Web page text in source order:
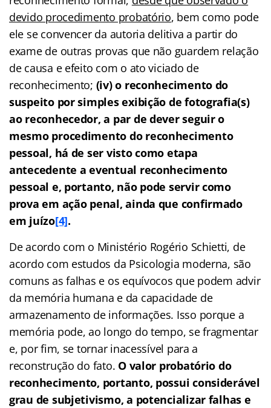
devido procedimento probatório, bem como pode
ele se convencer da autoria delitiva a partir do
exame de outras provas que não guardem relação
de causa e efeito com o ato viciado de
reconhecimento; (iv) o reconhecimento do
suspeito por simples exibição de fotografia(s)
ao reconhecedor, a par de dever seguir o
mesmo procedimento do reconhecimento
pessoal, há de ser visto como etapa
antecedente a eventual reconhecimento
pessoal e, portanto, não pode servir como
prova em ação penal, ainda que confirmado
em juízo[4].
De acordo com o Ministério Rogério Schietti, de
acordo com estudos da Psicologia moderna, são
comuns as falhas e os equívocos que podem advir
da memória humana e da capacidade de
armazenamento de informações. Isso porque a
memória pode, ao longo do tempo, se fragmentar
e, por fim, se tornar inacessível para a
reconstrução do fato. O valor probatório do
reconhecimento, portanto, possui considerável
grau de subjetivismo, a potencializar falhas e